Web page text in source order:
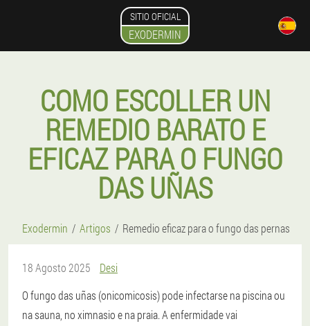
SITIO OFICIAL
EXODERMIN
COMO ESCOLLER UN
REMEDIO BARATO E
EFICAZ PARA O FUNGO
DAS UÑAS
Exodermin Artigos Remedio eficaz para o fungo das pernas
18 Agosto 2025
Desi
O fungo das uñas (onicomicosis) pode infectarse na piscina ou
na sauna, no ximnasio e na praia. A enfermidade vai